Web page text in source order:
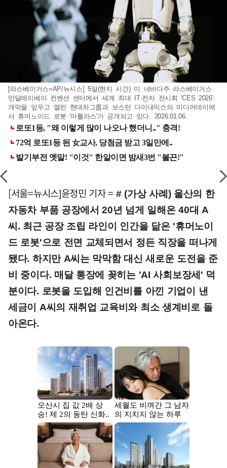
[라스베이거스=AP/뉴시스] 5일(현지 시간) 미 네바다주 라스베이거스
만달레이베이 컨벤션 센터에서 세계 최대 IT·전자 전시회 'CES 2026'
개막을 앞두고 열린 현대차그룹과 보스턴 다이내믹스의 미디어데이에
서 휴머노이드 로봇 '아틀라스'가 공개되고 있다. 2026.01.06.
[서울=뉴시스]윤정민 기자 = # (가상 사례) 울산의 한
자동차 부품 공장에서 20년 넘게 일해온 40대 A
씨. 최근 공장 조립 라인이 인간을 닮은 '휴머노이
드 로봇'으로 전면 교체되면서 정든 직장을 떠나게
됐다. 하지만 A씨는 막막함 대신 새로운 도전을 준
비 중이다. 매달 통장에 꽂히는 'AI 사회보장세' 덕
분이다. 로봇을 도입해 인건비를 아낀 기업이 낸
세금이 A씨의 재취업 교육비와 최소 생계비로 돌
아온다.